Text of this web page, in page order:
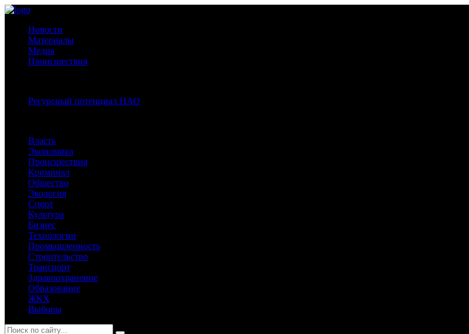
Новости
Материалы
Медиа
Происшествия
Ресурсный потенциал НАО
Власть
Экономика
Происшествия
Криминал
Общество
Экология
Спорт
Культура
Бизнес
Технологии
Промышленность
Строительство
Транспорт
Здравоохранение
Образование
ЖКХ
Выборы